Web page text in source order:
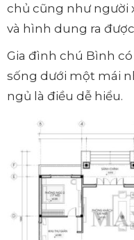
chủ cũng như người
và hình dung ra
Gia đình chú Bình
sống dưới một mái
ngủ là điều dễ hiểu.